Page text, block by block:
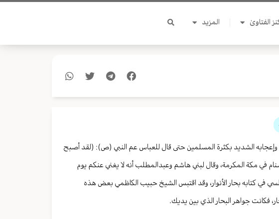
الفتاوىٰ المزيد
الشديد بكثرة المسلمين حتى قال للعباس عم النبي (ص): (لقد أصبح
مكة المكرمة، وقال لبني هاشم وعبدالمطلب أنه لا يغني عنكم يوم
في كتابه بحار الأنوار، وقد اقتبس الشيخ حبيب الكاظمي بعض هذه
فكانت جواهر البحار الذي بين يديك.